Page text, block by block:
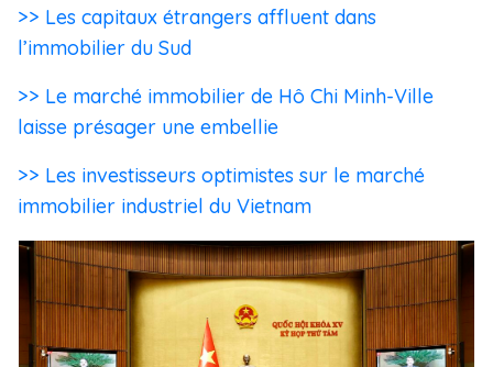
>> Les capitaux étrangers affluent dans
l’immobilier du Sud
>> Le marché immobilier de Hô Chi Minh-Ville
laisse présager une embellie
>> Les investisseurs optimistes sur le marché
immobilier industriel du Vietnam